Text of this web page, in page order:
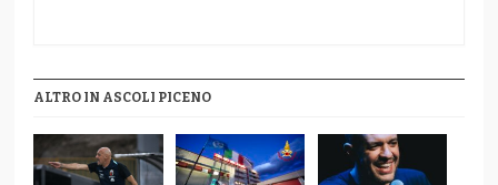
ALTRO IN ASCOLI PICENO